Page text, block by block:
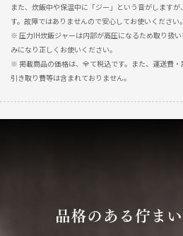
また、炊飯中や保温中に「ジー」という音がします
す。故障ではありませんので安心してお使いください。
※ 圧力IH炊飯ジャーは内部が高圧になるため取り扱
みになり正しくお使いください。
※ 掲載商品の価格は、全て税込です。また、運送費
引き取り費等は含まれておりません。